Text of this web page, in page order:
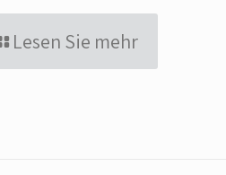
Lesen Sie mehr